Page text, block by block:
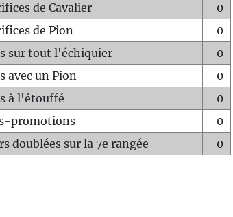
de Cavalier
0
de Pion
0
sur tout l'échiquier
0
avec un Pion
0
à l'étouffé
0
promotions
0
doublées sur la 7e rangée
0